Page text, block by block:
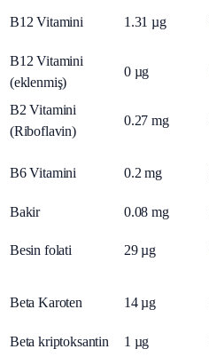
B12 Vitamini 1.31 µg
B12 Vitamini
(eklenmiş)
0 µg
B2 Vitamini
(Riboflavin)
0.27 mg
B6 Vitamini 0.2 mg
Bakir 0.08 mg
Besin folati 29 µg
Beta Karoten 14 µg
Beta kriptoksantin 1 µg